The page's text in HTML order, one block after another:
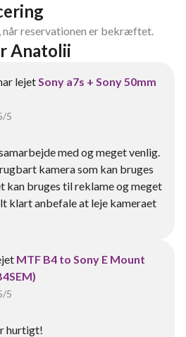
når reservationen er bekræftet.
Anatolii
lejetSony a7s + Sony 50mm
/5
med og meget venlig.
kamera som kan bruges
kan bruges til reklame og meget
klart anbefale at leje kameraet
MTF B4 to Sony E Mount
/5
hurtigt!